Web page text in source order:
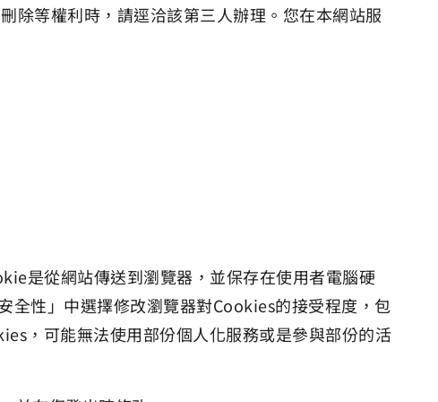
除等權利時，請逕洽該第三人辦理。您在本網站服
是從網站傳送到瀏覽器，並保存在使用者電腦硬
性」中選擇修改瀏覽器對Cookies的接受程度，包
，可能無法使用部份個人化服務或是參與部份的活